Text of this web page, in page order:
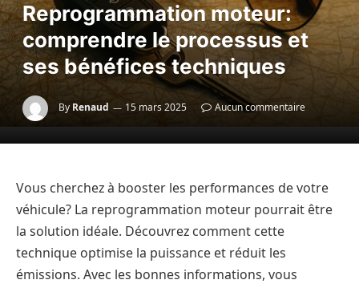
Reprogrammation moteur:
comprendre le processus et
ses bénéfices techniques
By Renaud 15 mars 2025 Aucun commentaire
Vous cherchez à booster les performances de votre
véhicule? La reprogrammation moteur pourrait être
la solution idéale. Découvrez comment cette
technique optimise la puissance et réduit les
émissions. Avec les bonnes informations, vous